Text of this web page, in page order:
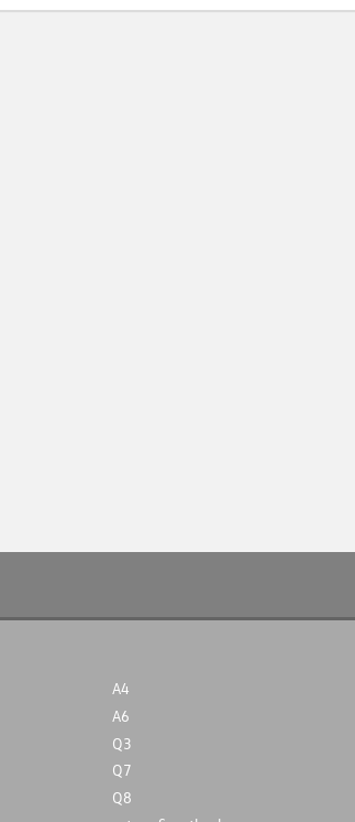
A4
A6
Q3
Q7
Q8